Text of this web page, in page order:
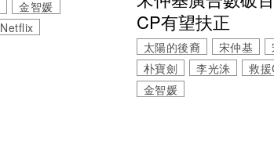
金智媛
Netflix
CP有望扶正
太陽的後裔 宋仲基
朴寶劍
李光洙 救
金智媛